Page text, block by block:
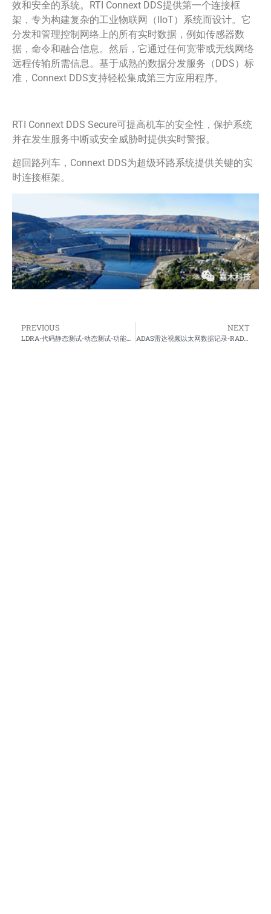
效和安全的系统。RTI Connext DDS提供第一个连接框
架，专为构建复杂的工业物联网（IIoT）系统而设计。它
分发和管理控制网络上的所有实时数据，例如传感器数
据，命令和融合信息。然后，它通过任何宽带或无线网络
远程传输所需信息。基于成熟的数据分发服务（DDS）标
准，Connext DDS支持轻松集成第三方应用程序。
RTI Connext DDS Secure可提高机车的安全性，保护系统
并在发生服务中断或安全威胁时提供实时警报。
超回路列车，Connext DDS为超级环路系统提供关键的实
时连接框架。
PREVIOUS
LDRA-代码静态测试-动态测试-功能安全管理
NEXT
ADAS雷达视频以太网数据记录-RAD-Gigalog